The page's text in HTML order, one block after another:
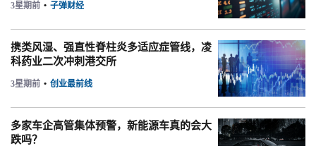
3星期前 • 子弹财经
携类风湿、强直性脊柱炎多适应症管线，凌
科药业二次冲刺港交所
3星期前 • 创业最前线
多家车企高管集体预警，新能源车真的会大
跌吗？